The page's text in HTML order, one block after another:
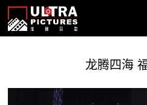
龙腾四海